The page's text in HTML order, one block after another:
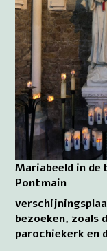
Mariabeeld in de
Pontmain
bezoeken, zoals
parochiekerk en